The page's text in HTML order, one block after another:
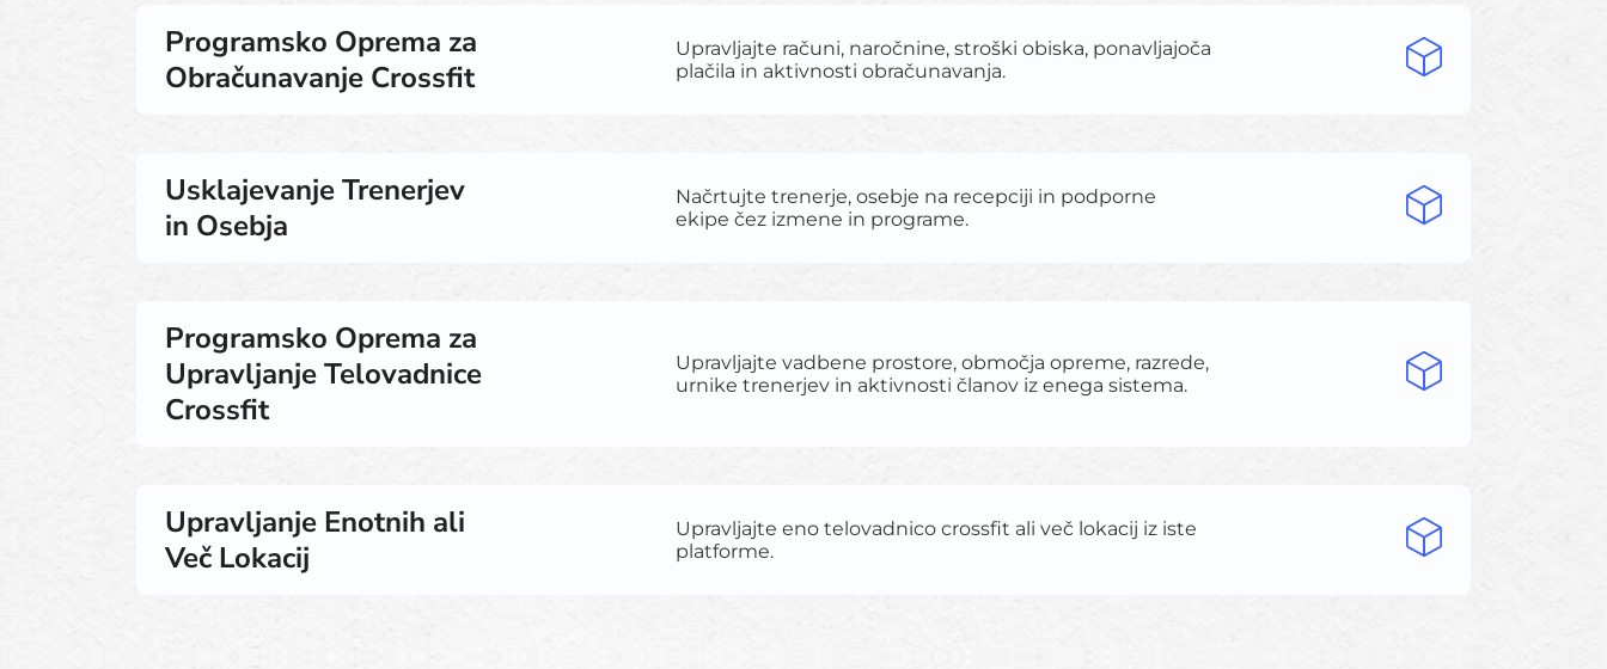
Programsko Oprema za
Obračunavanje Crossfit
Upravljajte računi, naročnine, stroški obiska, ponavljajoča
plačila in aktivnosti obračunavanja.
Usklajevanje Trenerjev
in Osebja
Načrtujte trenerje, osebje na recepciji in podporne
ekipe čez izmene in programe.
Programsko Oprema za
Upravljanje Telovadnice
Crossfit
Upravljajte vadbene prostore, območja opreme, razrede,
urnike trenerjev in aktivnosti članov iz enega sistema.
Upravljanje Enotnih ali
Več Lokacij
Upravljajte eno telovadnico crossfit ali več lokacij iz iste
platforme.